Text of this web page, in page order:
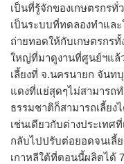
เป็นที่รู้จักของเกษตรกรทั่
เป็นระบบที่ทดลองทำแล
ถ่ายทอดให้กับเกษตรกรทั้
ใหญ่ที่มาดูงานที่ศูนย์ฯแ
เลี้ยงที่ จ.นครนายก จัน
แดงที่แย่สุดๆไม่สามารถ
ธรรมชาติก็สามารถเลี้ย
เช่นเดียวกับต่างประเทศ
กลับไปปรับต่อยอดจนเลี้
เกาหลีใต้ที่ตอนนี้ผลิตได้